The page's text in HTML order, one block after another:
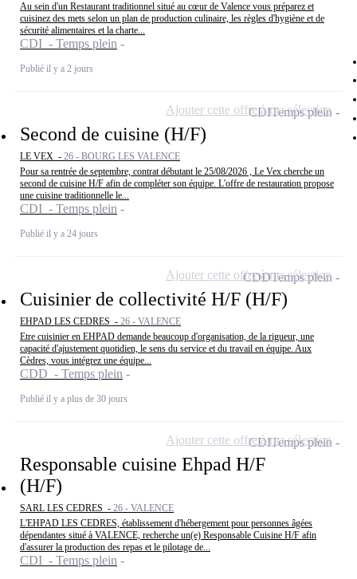
Au sein d'un Restaurant traditionnel situé au cœur de Valence vous préparez et
cuisinez des mets selon un plan de production culinaire, les règles d'hygiène et de
sécurité alimentaires et la charte...
CDI - Temps plein
Publié il y a 2 jours
Second de cuisine (H/F)
LE VEX - 26 - BOURG LES VALENCE
Pour sa rentrée de septembre, contrat débutant le 25/08/2026 , Le Vex cherche un
second de cuisine H/F afin de compléter son équipe. L'offre de restauration propose
une cuisine traditionnelle le...
CDI - Temps plein
Publié il y a 24 jours
CDITemps plein
Ajouter cette offre à ma sélection
Cuisinier de collectivité H/F (H/F)
EHPAD LES CEDRES - 26 - VALENCE
Etre cuisinier en EHPAD demande beaucoup d'organisation, de la rigueur, une
capacité d'ajustement quotidien, le sens du service et du travail en équipe. Aux
Cèdres, vous intégrez une équipe...
CDD - Temps plein
Publié il y a plus de 30 jours
CDDTemps plein
Ajouter cette offre à ma sélection
Responsable cuisine Ehpad H/F
(H/F)
SARL LES CEDRES - 26 - VALENCE
L'EHPAD LES CEDRES, établissement d'hébergement pour personnes âgées
dépendantes situé à VALENCE, recherche un(e) Responsable Cuisine H/F afin
d'assurer la production des repas et le pilotage de...
CDI - Temps plein
CDITemps plein
Ajouter cette offre à ma sélection